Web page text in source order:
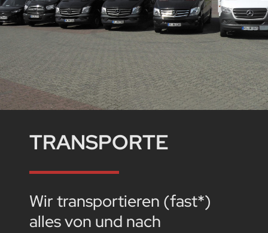
TRANSPORTE
Wir transportieren (fast*)
alles von und nach